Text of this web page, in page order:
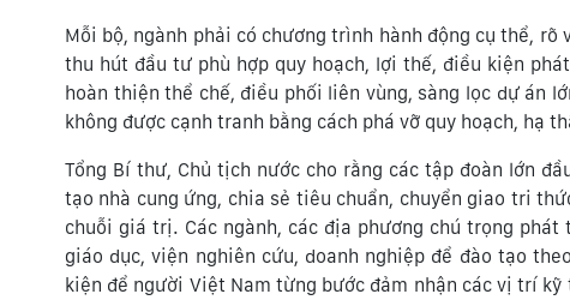
Mỗi bộ, ngành phải có chương trình hành động cụ thể,
thu hút đầu tư phù hợp quy hoạch, lợi thế, điều kiện
hoàn thiện thể chế, điều phối liên vùng, sàng lọc dự án
không được cạnh tranh bằng cách phá vỡ quy hoạch, hạ
Tổng Bí thư, Chủ tịch nước cho rằng các tập đoàn lớn
tạo nhà cung ứng, chia sẻ tiêu chuẩn, chuyển giao tri
chuỗi giá trị. Các ngành, các địa phương chú trọng
giáo dục, viện nghiên cứu, doanh nghiệp để đào tạo
kiện để người Việt Nam từng bước đảm nhận các vị trí